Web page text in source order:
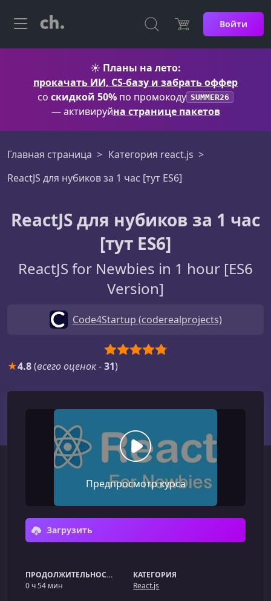
Войти
☀️ Планы на лето:
прокачать ИИ, CS-базу и забрать оффер
со скидкой 50% по промокоду SUMMER26
— активируйна странице пакетов
Главная страница
Категория react.js
ReactJS для нубиков за 1 час [тут ES6]
ReactJS для нубиков за 1 час
[тут ES6]
ReactJS for Newbies in 1 hour [ES6
Version]
Code4Startup (coderealprojects)
★4.8(всего оценок-31)
Предпросмотр курса
Загрузить
ПРОДОЛЖИТЕЛЬНОСТЬ
0 ч 54 мин
КАТЕГОРИЯ
React.js